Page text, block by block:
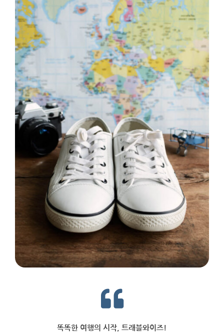
똑똑한 여행의 시작, 트래블와이즈!